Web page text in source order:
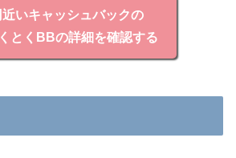
いキャッシュバックの
とくBBの詳細を確認する